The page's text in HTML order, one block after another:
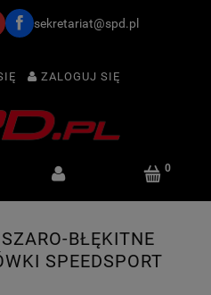
sekretariat@spd.pl
ZALOGUJ SIĘ
BŁĘKITNE
SPEEDSPORT